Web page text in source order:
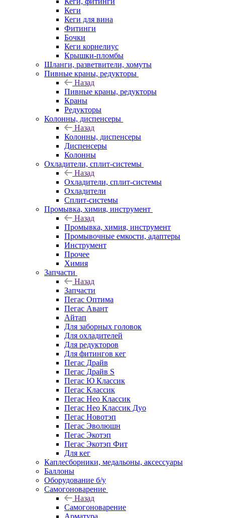
Кеги
Кеги для вина
Фитинги
Бочки
Кеги корнелиус
Крышки-пломбы
Шланги, разветвители, хомуты
Пивные краны, редукторы
Назад
Пивные краны, редукторы
Краны
Редукторы
Колонны, диспенсеры
Назад
Колонны, диспенсеры
Диспенсеры
Колонны
Охладители, сплит-системы
Назад
Охладители, сплит-системы
Охладители
Сплит-системы
Промывка, химия, инструмент
Назад
Промывка, химия, инструмент
Промывочные емкости, адаптеры
Инструмент
Прочее
Химия
Запчасти
Назад
Запчасти
Пегас Оптима
Пегас Авант
Айтап
Для заборных головок
Для охладителей
Для редукторов
Для фитингов кег
Пегас Драйв
Пегас Драйв S
Пегас Ю Классик
Пегас Классик
Пегас Нео Классик
Пегас Нео Классик Дуо
Пегас Новотэп
Пегас Эволюшн
Пегас Экотэп
Пегас Экотэп Фит
Для кег
Каплесборники, медальоны, аксессуары
Баллоны
Оборудование б/у
Самогоноварение
Назад
Самогоноварение
Арматура